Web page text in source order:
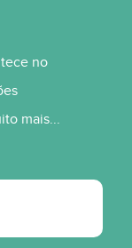
no
mais...